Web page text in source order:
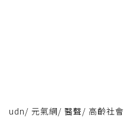
udn/ 元氣網/ 醫聲/ 高齡社會